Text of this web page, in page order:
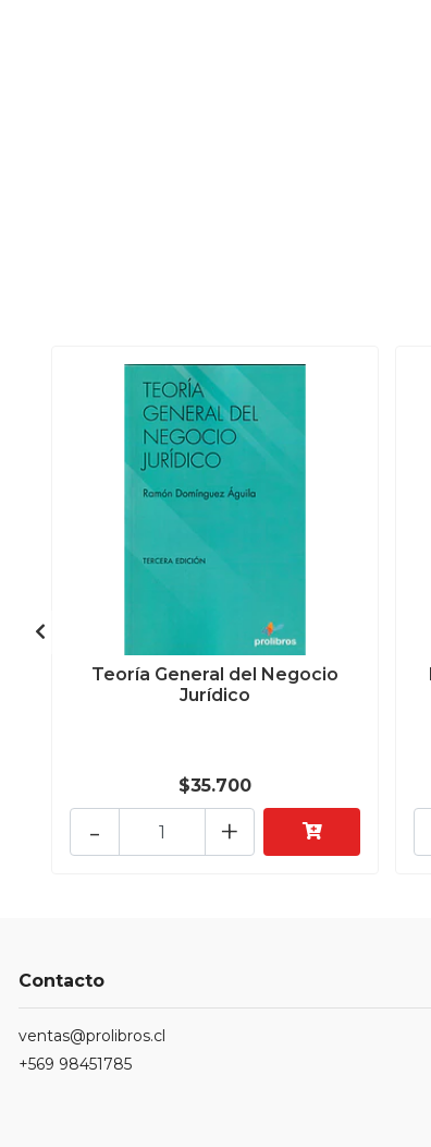
Teoría General del Negocio
Jurídico
$35.700
+
-
Contacto
ventas@prolibros.cl
+569 98451785